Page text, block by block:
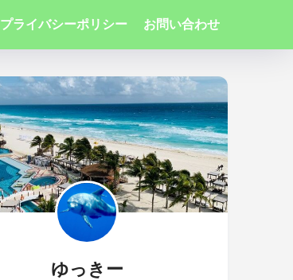
プライバシーポリシー お問い合わせ
ゆっきー